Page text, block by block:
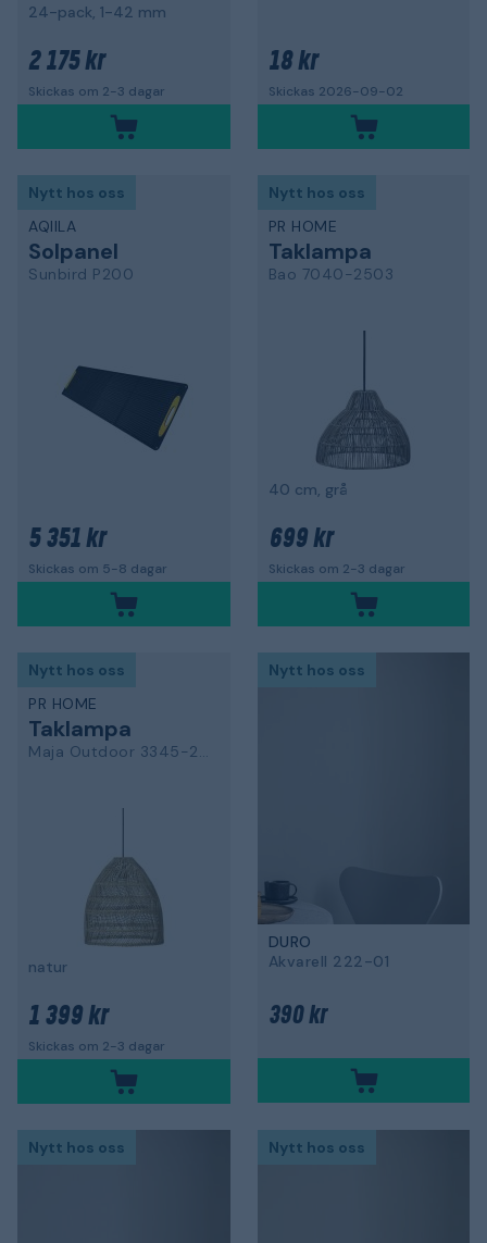
24-pack, 1-42 mm
2 175 kr
Skickas om 2-3 dagar
18 kr
Skickas 2026-09-02
Nytt hos oss
AQIILA
Solpanel
Sunbird P200
5 351 kr
Skickas om 5-8 dagar
Nytt hos oss
PR HOME
Taklampa
Bao 7040-2503
40 cm, grå
699 kr
Skickas om 2-3 dagar
Nytt hos oss
PR HOME
Taklampa
Maja Outdoor 3345-2503
natur
1 399 kr
Skickas om 2-3 dagar
Nytt hos oss
DURO
Akvarell 222-01
390 kr
Nytt hos oss Nytt hos oss